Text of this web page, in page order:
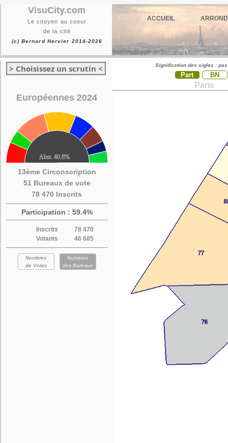
VisuCity.com
Le citoyen au coeur
de la cité
(c) Bernard Hervier 2014-2026
ACCUEIL
> Choisissez un scrutin <
Européennes 2024
13ème Circonscription
51 Bureaux de vote
78 470 Inscrits
Participation : 59.4%
Inscrits
78 470
Votants
46 685
Nombres
de Votes
Numéros
des Bureaux
Signification des sigles :
Part BN
Paris